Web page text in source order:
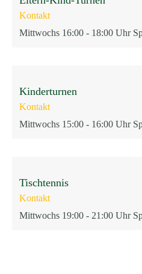
Kontakt
Mittwochs 16:00 - 18:00 Uhr
Kinderturnen
Kontakt
Mittwochs 15:00 - 16:00 Uhr
Tischtennis
Kontakt
Mittwochs 19:00 - 21:00 Uhr